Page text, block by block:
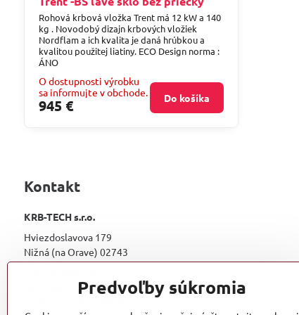
Rohová krbová vložka Trent má 12 kW a 140
kg . Novodobý dizajn krbových vložiek
Nordflam a ich kvalita je daná hrúbkou a
kvalitou použitej liatiny. ECO Design norma :
ÁNO
O dostupnosti výrobku
sa informujte v obchode.
945 € Do košíka
Kontakt
KRB-TECH s.r.o.
Hviezdoslavova 179
Nižná (na Orave) 02743
DIČ : 2022798206Predvoľby súkromia